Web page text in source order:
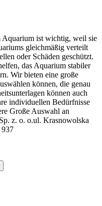
Aquarium ist wichtig, weil sie
gleichmäßig verteilt
oder Schäden geschützt.
das Aquarium stabiler
Wir bieten eine große
können, die genau
können auch
individuellen Bedürfnisse
Große Auswahl an
z. o. o.ul. Krasnowolska
937